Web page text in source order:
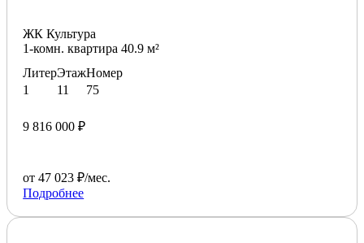
ЖК Культура
1-комн. квартира 40.9 м²
Литер
1
Этаж
11
Номер
75
9 816 000 ₽
от 47 023 ₽/мес.
Подробнее